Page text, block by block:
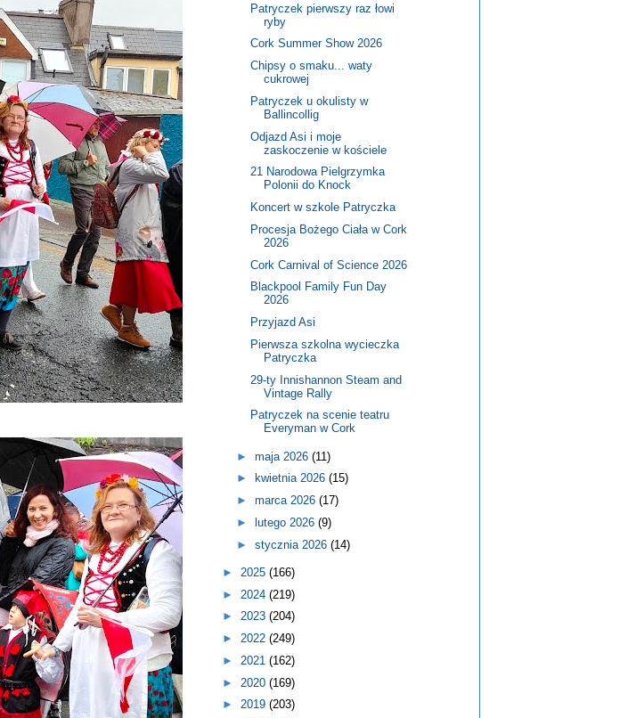
Patryczek pierwszy raz łowi
ryby
Cork Summer Show 2026
Chipsy o smaku... waty
cukrowej
Patryczek u okulisty w
Ballincollig
Odjazd Asi i moje
zaskoczenie w kościele
21 Narodowa Pielgrzymka
Polonii do Knock
Koncert w szkole Patryczka
Procesja Bożego Ciała w Cork
2026
Cork Carnival of Science 2026
Blackpool Family Fun Day
2026
Przyjazd Asi
Pierwsza szkolna wycieczka
Patryczka
29-ty Innishannon Steam and
Vintage Rally
Patryczek na scenie teatru
Everyman w Cork
► maja 2026 (11)
►
kwietnia 2026 (15)
► marca 2026 (17)
►
lutego 2026 (9)
► stycznia 2026 (14)
► 2025 (166)
► 2024 (219)
► 2023 (204)
► 2022 (249)
► 2021 (162)
► 2020 (169)
► 2019 (203)